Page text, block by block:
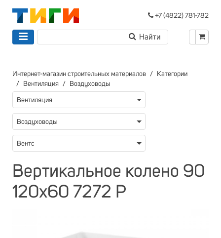
+7 (4822) 781-782
Интернет-магазин строительных материалов
Категории
Вентиляция
Воздуховоды
Вентиляция
Воздуховоды
Вентс
Вертикальное колено 90
120х60 7272 Р